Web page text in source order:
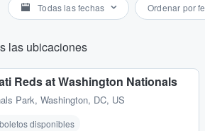
Todas las fechas Ordenar por
las ubicaciones
Reds at Washington Nationals
Park, Washington, DC, US
disponibles